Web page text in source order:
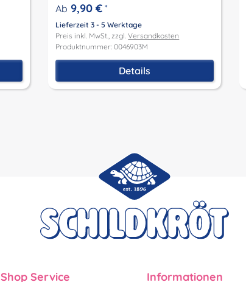
Ab 9,90 € *
Lieferzeit 3 - 5 Werktage
Preis inkl. MwSt., zzgl.Versandkosten
Produktnummer: 0046903M
Details
Shop Service Informationen